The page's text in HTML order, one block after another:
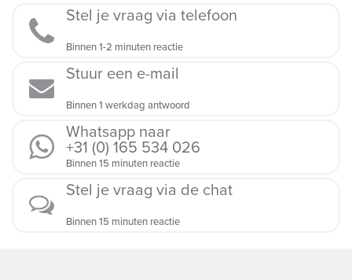
Stel je vraag via telefoon
Binnen 1-2 minuten reactie
Stuur een e-mail
Binnen 1 werkdag antwoord
Whatsapp naar
+31 (0) 165 534 026
Binnen 15 minuten reactie
Stel je vraag via de chat
Binnen 15 minuten reactie